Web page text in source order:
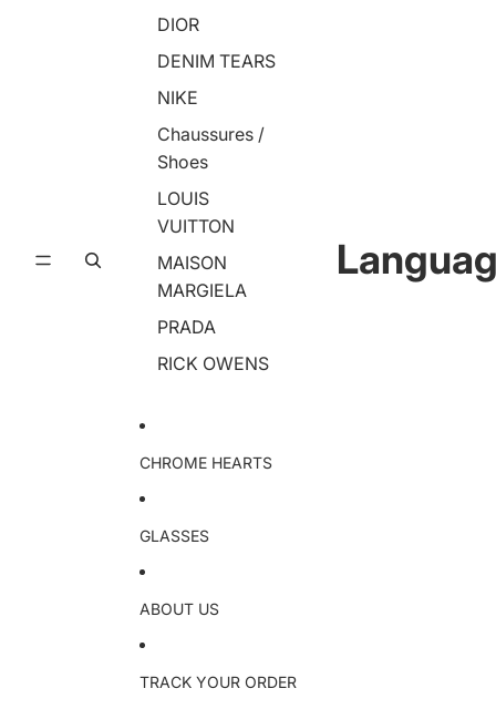
DIOR
DENIM TEARS
NIKE
Chaussures /
Shoes
LOUIS
VUITTON
MAISON
MARGIELA
PRADA
RICK OWENS
CHROME HEARTS
GLASSES
ABOUT US
TRACK YOUR ORDER